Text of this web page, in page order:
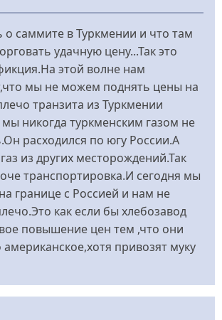
о саммите в Туркмении и что там
удачную цену...Так это
этой волне нам
мы не можем поднять цены на
транзита из Туркмении
никогда туркменским газом не
расходился по югу России.А
из других месторождений.Так
транспортировка.И сегодня мы
границе с Россией и нам не
как если бы хлебозавод
повышение цен тем ,что они
американское,хотя привозят муку